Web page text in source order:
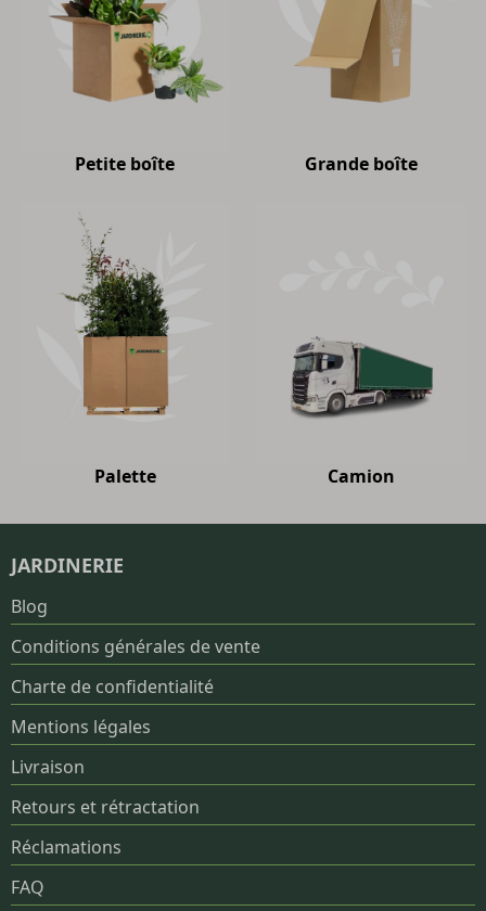
Petite boîte Grande boîte
Palette Camion
JARDINERIE
Blog
Conditions générales de vente
Charte de confidentialité
Mentions légales
Livraison
Retours et rétractation
Réclamations
FAQ